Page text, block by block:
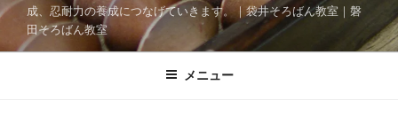
ッ
成、忍耐力の養成につなげていきます。｜袋井そろばん教室｜磐
田そろばん教室
メニュー